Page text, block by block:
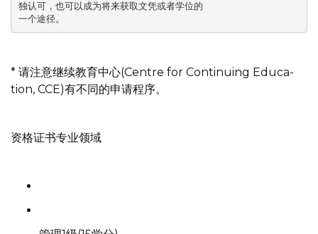
独认可，也可以成为将来获取文凭或者学位的
一个途径。
* 请注意继续教育中心(Centre for Continuing Educa-
tion, CCE)有不同的申请程序。
资格证书专业领域